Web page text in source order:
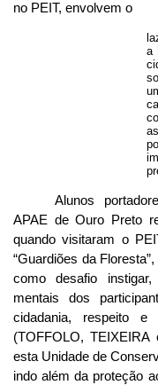
no PEIT, envolvem o
a
Alunos
APAE de Ouro Preto
quando visitaram o
“Guardiões da
como desafio
mentais dos
cidadania, respeito e
(TOFFOLO,
esta Unidade de
indo além da proteção